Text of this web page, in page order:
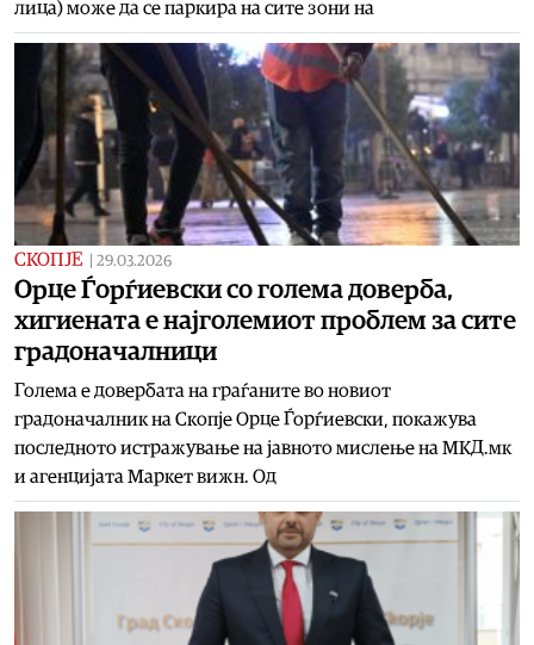
лица) може да се паркира на сите зони на
СКОПЈЕ 29.03.2026
Орце Ѓорѓиевски со голема доверба,
хигиената е најголемиот проблем за сите
градоначалници
Голема е довербата на граѓаните во новиот
градоначалник на Скопје Орце Ѓорѓиевски, покажува
последното истражување на јавното мислење на МКД.мк
и агенцијата Маркет вижн. Од